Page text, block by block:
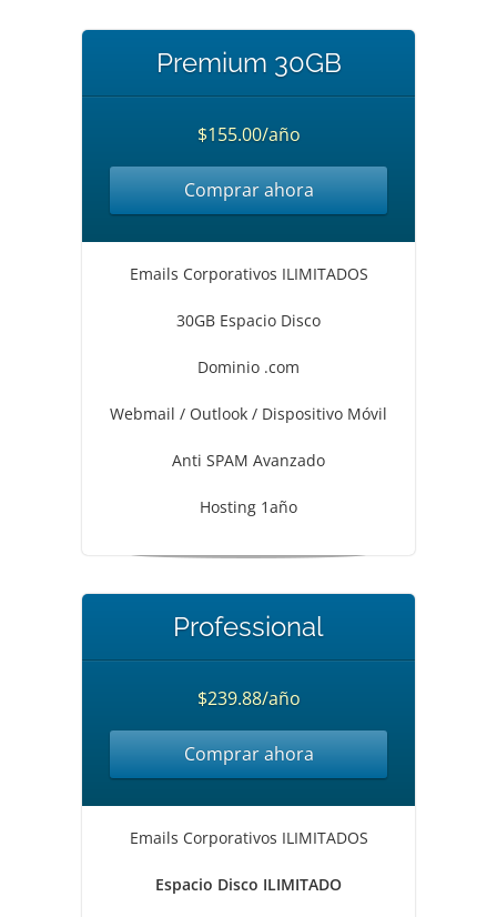
Premium 30GB
$155.00/año
Comprar ahora
Emails Corporativos ILIMITADOS
30GB Espacio Disco
Dominio .com
Webmail / Outlook / Dispositivo Móvil
Anti SPAM Avanzado
Hosting 1año
Professional
$239.88/año
Comprar ahora
Emails Corporativos ILIMITADOS
Espacio Disco ILIMITADO